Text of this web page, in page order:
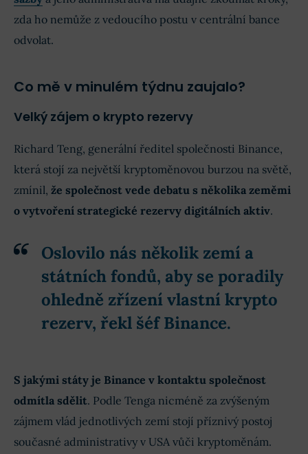
zda ho nemůže z vedoucího postu v centrální bance
odvolat.
Co mě v minulém týdnu zaujalo?
Velký zájem o krypto rezervy
Richard Teng, generální ředitel společnosti Binance,
která stojí za největší kryptoměnovou burzou na světě,
zmínil, že společnost vede debatu s několika zeměmi
o vytvoření strategické rezervy digitálních aktiv.
Oslovilo nás několik zemí a
státních fondů, aby se poradily
ohledně zřízení vlastní krypto
rezerv, řekl šéf Binance.
S jakými státy je Binance v kontaktu společnost
odmítla sdělit. Podle Tenga nicméně za zvýšeným
zájmem vlád jednotlivých zemí stojí příznivý postoj
současné administrativy v USA vůči kryptoměnám.